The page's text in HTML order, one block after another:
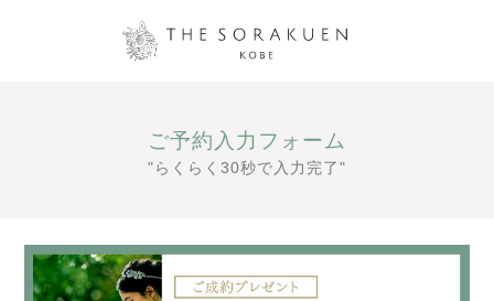
ご予約入力フォーム
"らくらく30秒で入力完了"